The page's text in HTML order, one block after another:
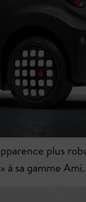
plus
à sa gamme Ami.